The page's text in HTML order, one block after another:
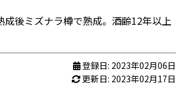
成後ミズナラ樽で熟成。酒齢12年以上
登録日: 2023年02月06日
更新日: 2023年02月17日